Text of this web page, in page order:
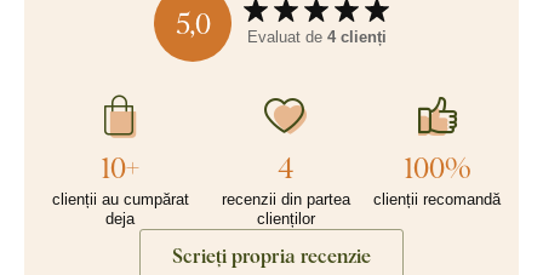
5,0 Evaluat de 4 clienți
10+
clienții au cumpărat
deja
4
recenzii din partea
clienților
100%
clienții recomandă
Scrieți propria recenzie